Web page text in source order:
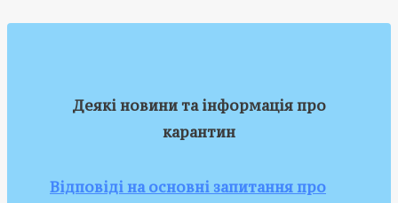
Деякі новини та інформація про
карантин
Відповіді на основні запитання про